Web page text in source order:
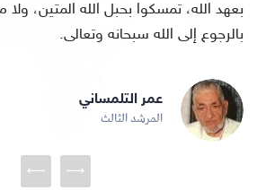
والريادة
المرشد الرابع